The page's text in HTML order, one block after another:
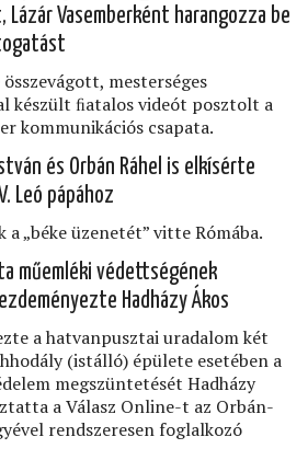
Lázár Vasemberként harangozza be
mesterséges
készült ﬁatalos videót posztolt a
kommunikációs csapata.
és Orbán Ráhel is elkísérte
Leó pápához
„béke üzenetét” vitte Rómába.
műemléki védettségének
Hadházy Ákos
a hatvanpusztai uradalom két
(istálló) épülete esetében a
megszüntetését Hadházy
a Válasz Online-t az Orbán-
rendszeresen foglalkozó